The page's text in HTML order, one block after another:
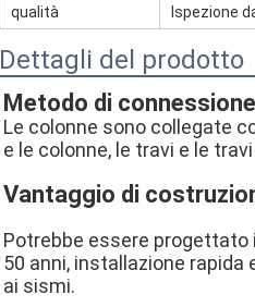
qualità
Ispezione
Dettagli del prodotto
Metodo di
Le colonne sono collegate
e le colonne, le travi e le
Vantaggio di
Potrebbe essere progettato
50 anni, installazione
ai sismi.